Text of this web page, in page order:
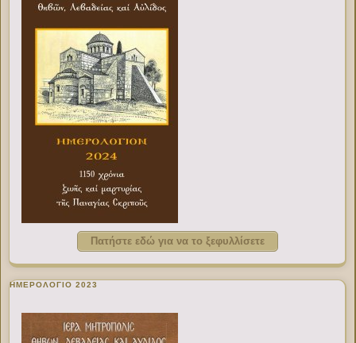
Πατήστε εδώ για να το ξεφυλλίσετε
ΗΜΕΡΟΛΟΓΙΟ 2023